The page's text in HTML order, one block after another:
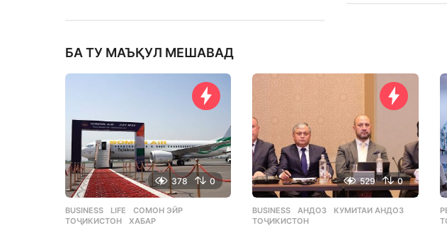
БА ТУ МАЪҚУЛ МЕШАВАД
378 0
BUSINESS ,LIFE СОМОН ЭЙР
ТОҶИКИСТОН
,ХАБАР
529 0
BUSINESS АНДОЗ ,КУМИТАИ АНДОЗ
ТОҶИКИСТОН